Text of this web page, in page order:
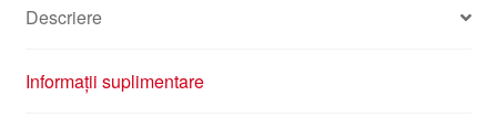
Descriere
Informații suplimentare